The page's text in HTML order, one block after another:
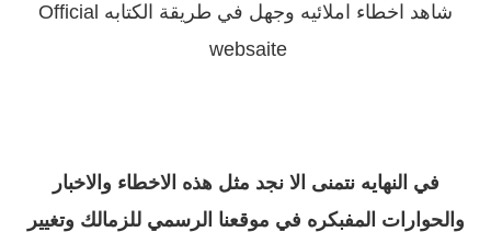
شاهد اخطاء املائيه وجهل في طريقة الكتابه Official
websaite
في النهايه نتمنى الا نجد مثل هذه الاخطاء والاخبار
والحوارات المفبكره في موقعنا الرسمي للزمالك وتغيير